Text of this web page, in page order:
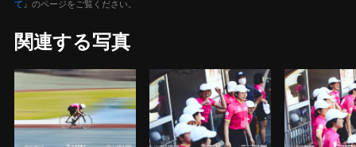
て 』のページをご覧ください。
関連する写真